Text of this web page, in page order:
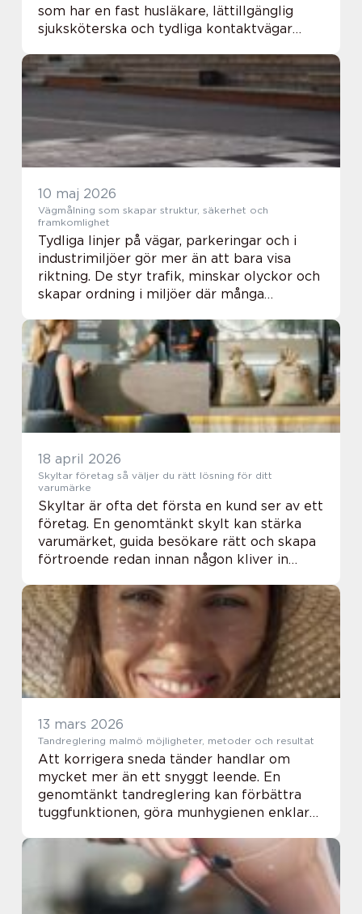
som har en fast husläkare, lättillgänglig
sjuksköterska och tydliga kontaktvägar
slipper mycket onödig oro. I en ...
10 maj 2026
Vägmålning som skapar struktur, säkerhet och
framkomlighet
Tydliga linjer på vägar, parkeringar och i
industrimiljöer gör mer än att bara visa
riktning. De styr trafik, minskar olyckor och
skapar ordning i miljöer där många
Genomtänkt vägmålning är en enkel åtgärd
som ...
18 april 2026
Skyltar företag så väljer du rätt lösning för ditt
varumärke
Skyltar är ofta det första en kund ser av ett
företag. En genomtänkt skylt kan stärka
varumärket, guida besökare rätt och skapa
förtroende redan innan någon kliver in
visuella kommunikation hamnar skyltar
företa...
13 mars 2026
Tandreglering malmö möjligheter, metoder och resultat
Att korrigera sneda tänder handlar om
mycket mer än ett snyggt leende. En
genomtänkt tandreglering kan förbättra
tuggfunktionen, göra munhygienen enklare
som slitage eller käkbesvär. I en stad som
Malmö, där båd...